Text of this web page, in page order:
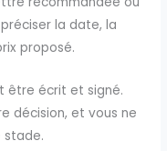
la date, la
proposé.
être écrit et signé.
décision, et vous ne
stade.